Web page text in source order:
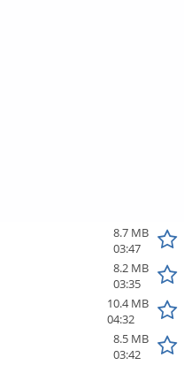
8.7 MB
03:47
8.2 MB
03:35
10.4 MB
04:32
8.5 MB
03:42